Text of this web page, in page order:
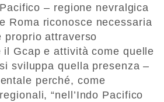
– regione nevralgica
Roma riconosce necessaria
proprio attraverso
il Gcap e attività come quelle
sviluppa quella presenza –
perché, come
“nell’Indo Pacifico